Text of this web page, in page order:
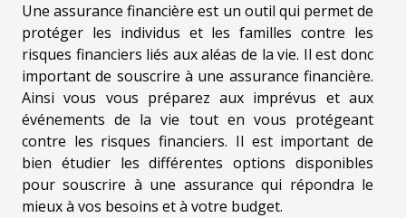
Une assurance financière est un outil qui permet de
protéger les individus et les familles contre les
risques financiers liés aux aléas de la vie. Il est donc
important de souscrire à une assurance financière.
Ainsi vous vous préparez aux imprévus et aux
événements de la vie tout en vous protégeant
contre les risques financiers. Il est important de
bien étudier les différentes options disponibles
pour souscrire à une assurance qui répondra le
mieux à vos besoins et à votre budget.